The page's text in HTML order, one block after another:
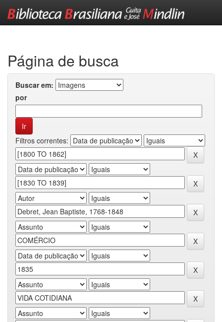
Página de busca
Buscar em:
por
Filtros correntes: